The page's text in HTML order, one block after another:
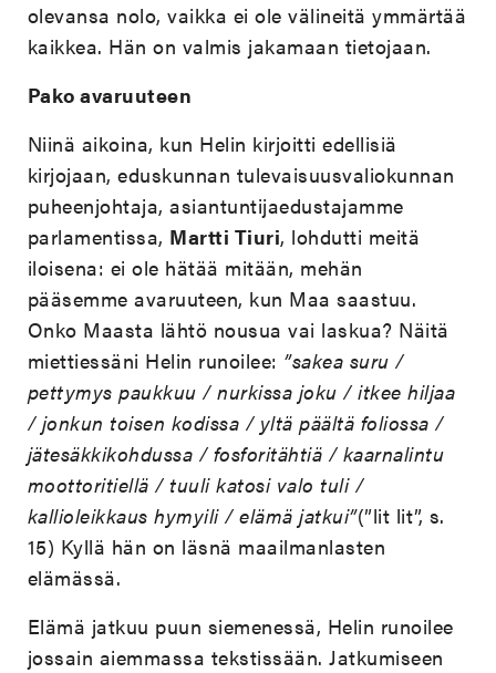
olevansa nolo, vaikka ei ole välineitä ymmärtää
kaikkea. Hän on valmis jakamaan tietojaan.
Pako avaruuteen
Niinä aikoina, kun Helin kirjoitti edellisiä
kirjojaan, eduskunnan tulevaisuusvaliokunnan
puheenjohtaja, asiantuntijaedustajamme
parlamentissa, Martti Tiuri, lohdutti meitä
iloisena: ei ole hätää mitään, mehän
pääsemme avaruuteen, kun Maa saastuu.
Onko Maasta lähtö nousua vai laskua? Näitä
miettiessäni Helin runoilee: ”sakea suru /
pettymys paukkuu / nurkissa joku / itkee hiljaa
/ jonkun toisen kodissa / yltä päältä foliossa /
jätesäkkikohdussa / fosforitähtiä / kaarnalintu
moottoritiellä / tuuli katosi valo tuli /
kallioleikkaus hymyili / elämä jatkui”(”lit lit”, s.
15) Kyllä hän on läsnä maailmanlasten
elämässä.
Elämä jatkuu puun siemenessä, Helin runoilee
jossain aiemmassa tekstissään. Jatkumiseen